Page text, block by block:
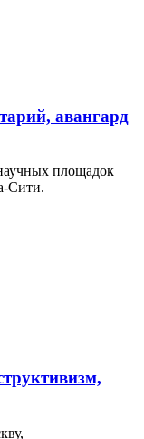
авангард
площадок
Сити.